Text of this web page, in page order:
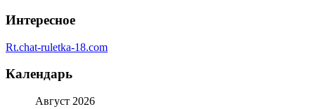
Интересное
Rt.chat-ruletka-18.com
Календарь
Август 2026